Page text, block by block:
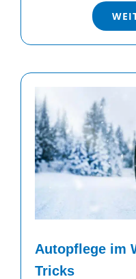
Autopflege im
Tricks